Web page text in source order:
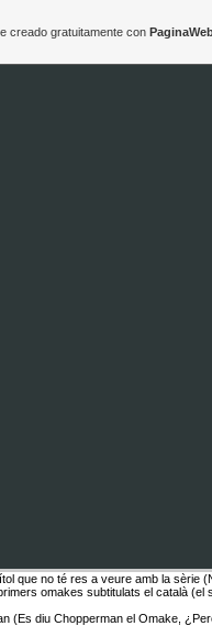
que no té res a veure amb la sèrie
omakes subtitulats el català (el
(Es diu Chopperman el Omake,
creado gratuitamente con